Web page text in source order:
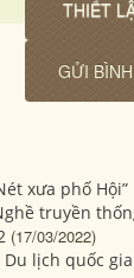
xưa phố Hội”
truyền
(17/03/2022)
lịch quốc